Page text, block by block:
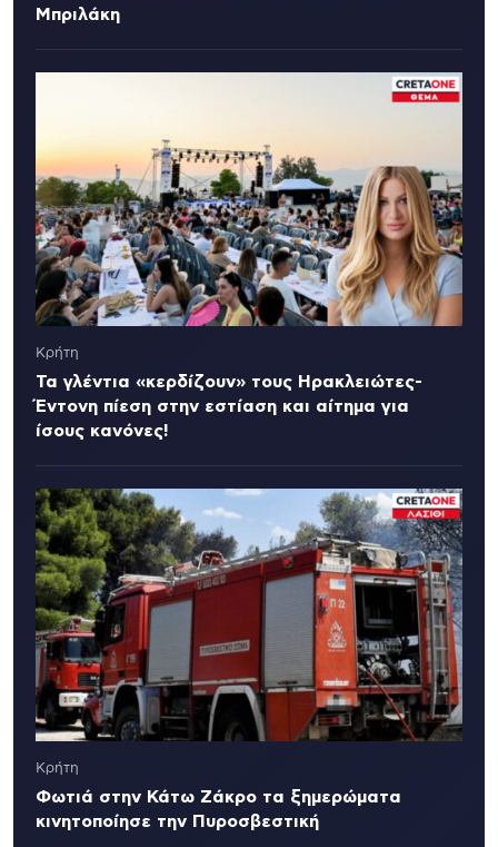
Μπριλάκη
Κρήτη
Τα γλέντια «κερδίζουν» τους Ηρακλειώτες-
Έντονη πίεση στην εστίαση και αίτημα για
ίσους κανόνες!
Κρήτη
Φωτιά στην Κάτω Ζάκρο τα ξημερώματα
κινητοποίησε την Πυροσβεστική